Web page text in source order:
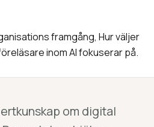
framgång, Hur väljer
inom AI fokuserar på.
om digital